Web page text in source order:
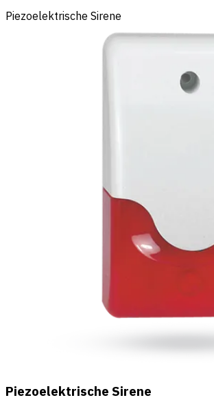
Piezoelektrische Sirene
Piezoelektrische Sirene